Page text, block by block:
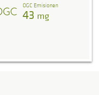
OGC Emisionen
43 mg